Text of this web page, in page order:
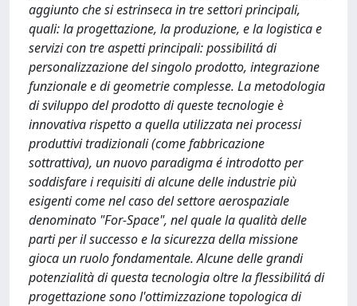
aggiunto che si estrinseca in tre settori principali,
quali: la progettazione, la produzione, e la logistica e
servizi con tre aspetti principali: possibilitá di
personalizzazione del singolo prodotto, integrazione
funzionale e di geometrie complesse. La metodologia
di sviluppo del prodotto di queste tecnologie è
innovativa rispetto a quella utilizzata nei processi
produttivi tradizionali (come fabbricazione
sottrattiva), un nuovo paradigma é introdotto per
soddisfare i requisiti di alcune delle industrie più
esigenti come nel caso del settore aerospaziale
denominato "For-Space", nel quale la qualità delle
parti per il successo e la sicurezza della missione
gioca un ruolo fondamentale. Alcune delle grandi
potenzialità di questa tecnologia oltre la flessibilitá di
progettazione sono l'ottimizzazione topologica di